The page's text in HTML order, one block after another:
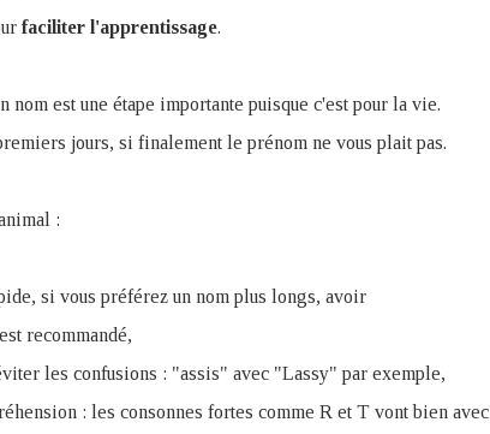
faciliter l'apprentissage.
est une étape importante puisque c'est pour la vie.
jours, si finalement le prénom ne vous plait pas.
:
si vous préférez un nom plus longs, avoir
recommandé,
les confusions : "assis" avec "Lassy" par exemple,
: les consonnes fortes comme R et T vont bien avec